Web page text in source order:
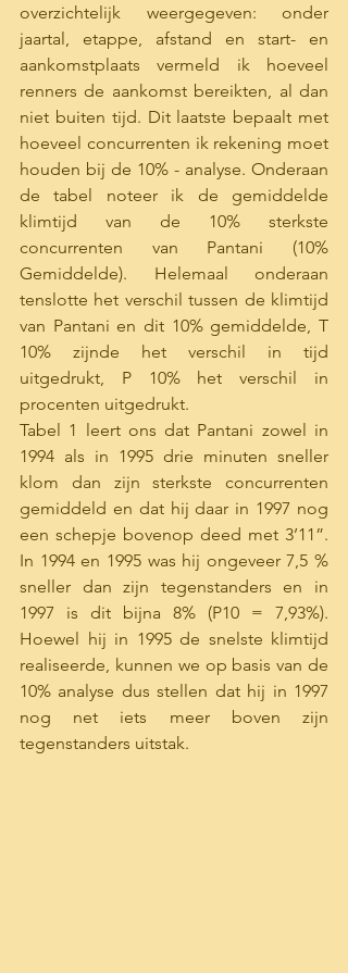
overzichtelijk weergegeven: onder
jaartal, etappe, afstand en start- en
aankomstplaats vermeld ik hoeveel
renners de aankomst bereikten, al dan
niet buiten tijd. Dit laatste bepaalt met
hoeveel concurrenten ik rekening moet
houden bij de 10% - analyse. Onderaan
de tabel noteer ik de gemiddelde
klimtijd van de 10% sterkste
concurrenten van Pantani (10%
Gemiddelde). Helemaal onderaan
tenslotte het verschil tussen de klimtijd
van Pantani en dit 10% gemiddelde, T
10% zijnde het verschil in tijd
uitgedrukt, P 10% het verschil in
procenten uitgedrukt.
Tabel 1 leert ons dat Pantani zowel in
1994 als in 1995 drie minuten sneller
klom dan zijn sterkste concurrenten
gemiddeld en dat hij daar in 1997 nog
een schepje bovenop deed met 3’11”.
In 1994 en 1995 was hij ongeveer 7,5 %
sneller dan zijn tegenstanders en in
1997 is dit bijna 8% (P10 = 7,93%).
Hoewel hij in 1995 de snelste klimtijd
realiseerde, kunnen we op basis van de
10% analyse dus stellen dat hij in 1997
nog net iets meer boven zijn
tegenstanders uitstak.